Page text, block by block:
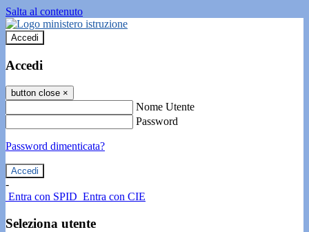
Salta al contenuto
Accedi
Accedi
button close ×
Nome Utente
Password
Password dimenticata?
-
Entra con SPID Entra con CIE
Seleziona utente